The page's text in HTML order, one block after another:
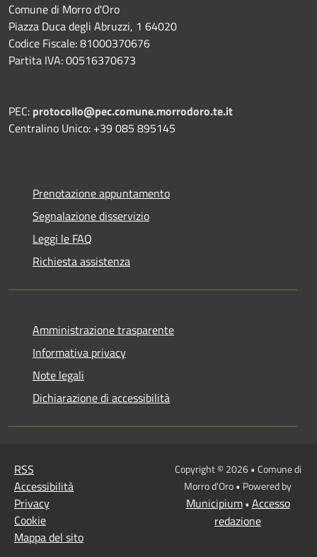
Comune di Morro d'Oro
Piazza Duca degli Abruzzi, 1 64020
Codice Fiscale: 81000370676
Partita IVA: 00516370673
PEC: protocollo@pec.comune.morrodoro.te.it
Centralino Unico: +39 085 895145
Prenotazione appuntamento
Segnalazione disservizio
Leggi le FAQ
Richiesta assistenza
Amministrazione trasparente
Informativa privacy
Note legali
Dichiarazione di accessibilità
RSS
Accessibilità
Privacy
Cookie
Mappa del sito
Copyright © 2026 • Comune di
Morro d'Oro • Powered by
Municipium• Accesso
redazione